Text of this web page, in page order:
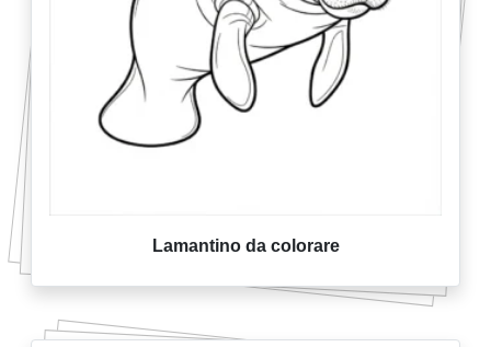
Lamantino da colorare